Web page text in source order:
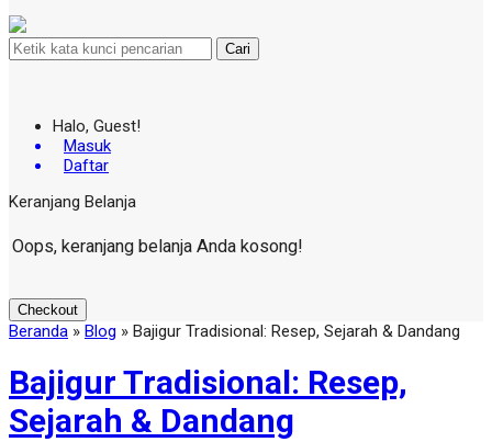
Cari
Halo, Guest!
Masuk
Daftar
Keranjang Belanja
Oops, keranjang belanja Anda kosong!
Checkout
Beranda » Blog » Bajigur Tradisional: Resep, Sejarah & Dandang
Bajigur Tradisional: Resep,
Sejarah & Dandang